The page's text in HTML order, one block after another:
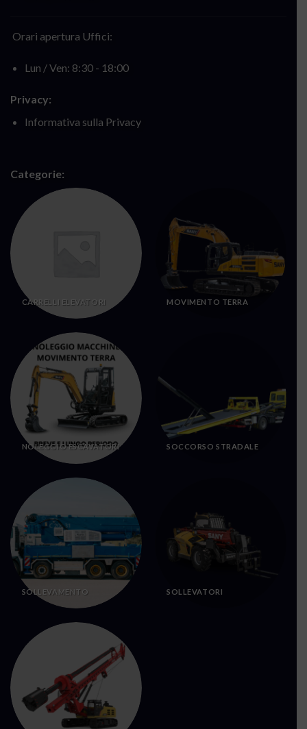
Orari apertura Uffici:
Lun / Ven: 8:30 - 18:00
Privacy:
Informativa sulla Privacy
Categorie:
CARRELLI ELEVATORI MOVIMENTO TERRA
NOLEGGIO ESCAVATORI SOCCORSO STRADALE
SOLLEVAMENTO SOLLEVATORI